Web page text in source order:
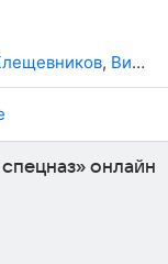
, Виктория Корлякова
онлайн